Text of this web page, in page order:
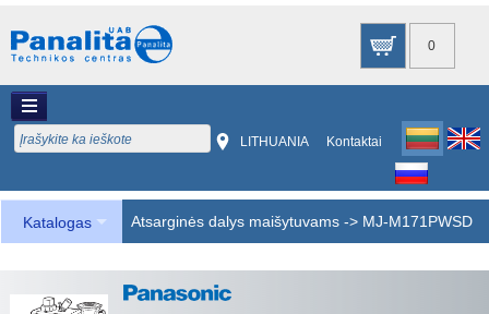
0
LITHUANIA Kontaktai
Katalogas Atsarginės dalys maišytuvams -> MJ-M171PWSD